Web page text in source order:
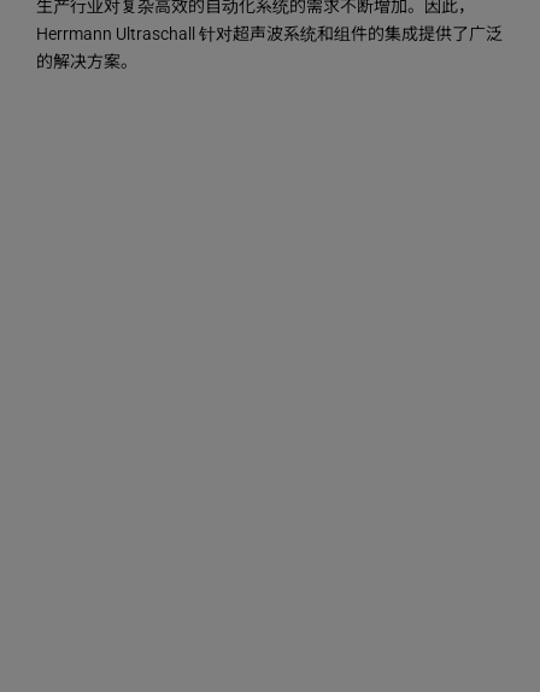
生产行业对复杂高效的自动化系统的需求不断增加。因此，
Herrmann Ultraschall 针对超声波系统和组件的集成提供了广泛
的解决方案。